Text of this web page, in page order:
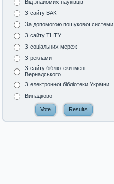
Від знайомих науківців
З сайту ВАК
За допомогою пошукової системи
З сайту ТНТУ
З соціальних мереж
З реклами
З сайту бібліотеки імені
Вернадського
З електронної бібліотеки України
Випадково